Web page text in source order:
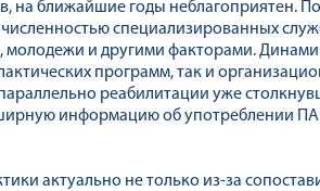
на ближайшие годы неблагоприятен.
специализированных
молодежи и другими факторами.
программ, так и
реабилитации уже
информацию об употреблении
актуально не только из-за